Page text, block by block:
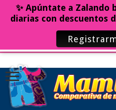
✨ Apúntate a Zalando
diarias con descuentos